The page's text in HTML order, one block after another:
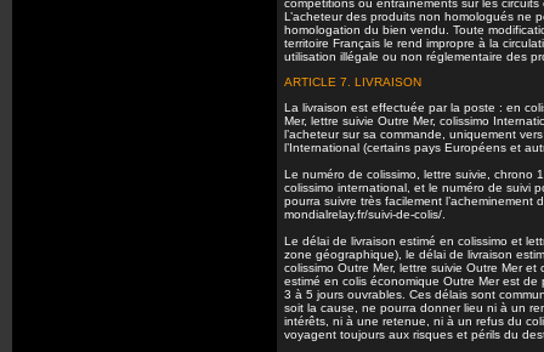
compétitions ou entraînements sur les
L’acheteur des produits non homologués ne
homologation du bien vendu. Toute
territoire Français le rend impropre à la
utilisation illégale ou non réglementaire des
ARTICLE 7. LIVRAISON
La livraison est effectuée par la poste : en
Mer, lettre suivie Outre Mer, colissimo
l’acheteur sur sa commande, uniquement
l’International (certains pays Européens et
Le numéro de colissimo, lettre suivie, chrono
colissimo international, et le numéro de suivi
pourra suivre très facilement l’acheminement
mondialrelay.fr/suivi-de-colis/.
Le délai de livraison estimé en colissimo et
zone géographique), le délai de livraison
colissimo Outre Mer, lettre suivie Outre Mer
estimé en colis économique Outre Mer est
3 à 5 jours ouvrables. Ces délais sont
soit la cause, ne pourra donner lieu ni à un
intérêts, ni à une retenue, ni à un refus du
voyagent toujours aux risques et périls du